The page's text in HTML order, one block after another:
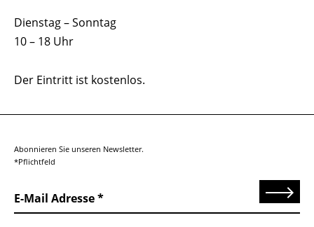
Dienstag – Sonntag
10 – 18 Uhr
Der Eintritt ist kostenlos.
Abonnieren Sie unseren Newsletter.
*Pflichtfeld
E-Mail Adresse Senden